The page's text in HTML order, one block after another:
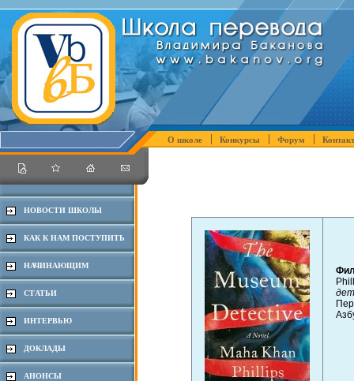
О школе Конкурсы Форум
НОВОСТИ ШКОЛЫ
КАК К НАМ ПОСТУПИТЬ
НАЧИНАЮЩИМ
СТАТЬИ
ИНТЕРВЬЮ
ДОКЛАДЫ
АНОНСЫ